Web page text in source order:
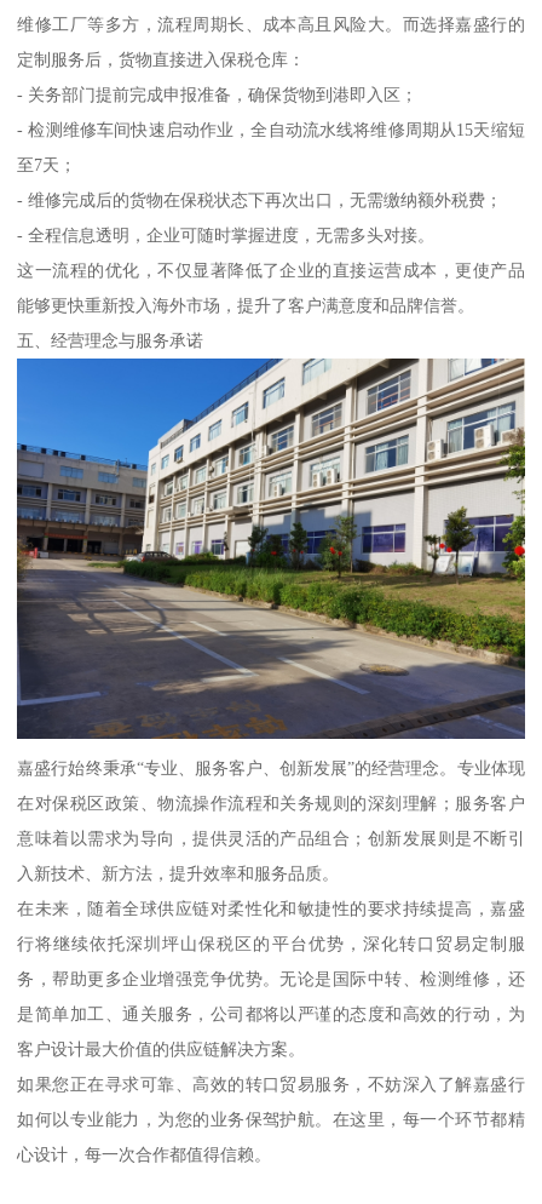
维修工厂等多方，流程周期长、成本高且风险大。而选择嘉盛行的
定制服务后，货物直接进入保税仓库：
- 关务部门提前完成申报准备，确保货物到港即入区；
- 检测维修车间快速启动作业，全自动流水线将维修周期从15天缩短
至7天；
- 维修完成后的货物在保税状态下再次出口，无需缴纳额外税费；
- 全程信息透明，企业可随时掌握进度，无需多头对接。
这一流程的优化，不仅显著降低了企业的直接运营成本，更使产品
能够更快重新投入海外市场，提升了客户满意度和品牌信誉。
五、经营理念与服务承诺
嘉盛行始终秉承“专业、服务客户、创新发展”的经营理念。专业体现
在对保税区政策、物流操作流程和关务规则的深刻理解；服务客户
意味着以需求为导向，提供灵活的产品组合；创新发展则是不断引
入新技术、新方法，提升效率和服务品质。
在未来，随着全球供应链对柔性化和敏捷性的要求持续提高，嘉盛
行将继续依托深圳坪山保税区的平台优势，深化转口贸易定制服
务，帮助更多企业增强竞争优势。无论是国际中转、检测维修，还
是简单加工、通关服务，公司都将以严谨的态度和高效的行动，为
客户设计最大价值的供应链解决方案。
如果您正在寻求可靠、高效的转口贸易服务，不妨深入了解嘉盛行
如何以专业能力，为您的业务保驾护航。在这里，每一个环节都精
心设计，每一次合作都值得信赖。